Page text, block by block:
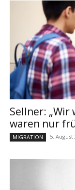
Sellner:
waren nur
MIGRATION 5. August